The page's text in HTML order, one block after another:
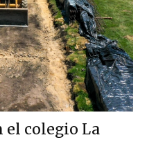
el colegio La